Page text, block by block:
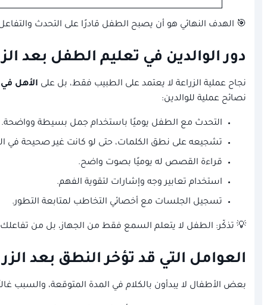
🎯 الهدف النهائي هو أن يصبح الطفل قادرًا على التحدث
دور الوالدين في تعليم الطفل بعد
نجاح عملية الزراعة لا يعتمد على الطبيب فقط، بل على الأهل
نصائح عملية للوالدين:
التحدث مع الطفل يوميًا باستخدام جمل بسيطة وواضحة.
تشجيعه على نطق الكلمات، حتى لو كانت غير صحيحة في
قراءة القصص له يوميًا بصوت واضح.
استخدام تعابير وجه وإشارات لتقوية الفهم.
تسجيل الجلسات مع أخصائي التخاطب لمتابعة التطور.
💡 تذكّر: الطفل لا يتعلم السمع فقط من الجهاز، بل من
العوامل التي قد تؤخر النطق بعد
بعض الأطفال لا يبدأون بالكلام في المدة المتوقعة، والسبب غالبًا